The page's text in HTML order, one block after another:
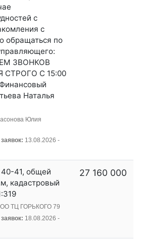
с
с
обращаться по
ЗВОНКОВ
С 15:00
Наталья
Юлия
13.08.2026 -
41, общей
кадастровый
ТЦ ГОРЬКОГО 79
18.08.2026 -
27 160 000